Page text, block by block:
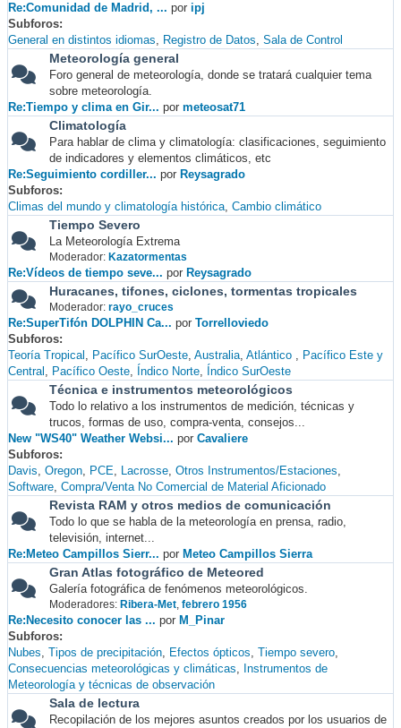
Re:Comunidad de Madrid, ... por ipj
Subforos
General en distintos idiomas
Registro de Datos Sala de Control
Meteorología general
Foro general de meteorología, donde se tratará cualquier tema
sobre meteorología.
Re:Tiempo y clima en Gir... por meteosat71
Climatología
Para hablar de clima y climatología: clasificaciones, seguimiento
de indicadores y elementos climáticos, etc
Re:Seguimiento cordiller... por Reysagrado
Subforos
Climas del mundo y climatología histórica Cambio climático
Tiempo Severo
La Meteorología Extrema
Moderador: Kazatormentas
Re:Vídeos de tiempo seve... por Reysagrado
Huracanes, tifones, ciclones, tormentas tropicales
Moderador: rayo_cruces
Re:SuperTifón DOLPHIN Ca... por Torrelloviedo
Subforos
Teoría Tropical
Pacífico SurOeste Australia Atlántico
Pacífico Este y
Central
Pacífico Oeste Índico Norte Índico SurOeste
Técnica e instrumentos meteorológicos
Todo lo relativo a los instrumentos de medición, técnicas y
trucos, formas de uso, compra-venta, consejos...
New "WS40" Weather Websi... por Cavaliere
Subforos
Davis Oregon PCE Lacrosse Otros Instrumentos/Estaciones
Software Compra/Venta No Comercial de Material Aficionado
Revista RAM y otros medios de comunicación
Todo lo que se habla de la meteorología en prensa, radio,
televisión, internet...
Re:Meteo Campillos Sierr... por Meteo Campillos Sierra
Gran Atlas fotográfico de Meteored
Galería fotográfica de fenómenos meteorológicos.
Moderadores: Ribera-Met, febrero 1956
Re:Necesito conocer las ... por M_Pinar
Subforos
Nubes Tipos de precipitación Efectos ópticos Tiempo severo
Consecuencias meteorológicas y climáticas
Instrumentos de
Meteorología y técnicas de observación
Sala de lectura
Recopilación de los mejores asuntos creados por los usuarios de